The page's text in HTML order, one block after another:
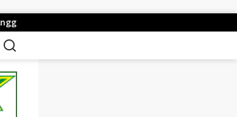
NasDem, H. Fauzan Khalid Temui Warga